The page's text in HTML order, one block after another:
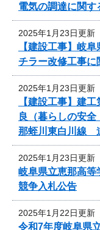
電気の調達に関
2025年1月23日更新
【建設工事】岐
チラー改修工事に
2025年1月23日更新
【建設工事】建
良（暮らしの安
那蛭川東白川線
2025年1月23日更新
岐阜県立恵那高等
競争入札公告
2025年1月22日更新
令和7年度岐阜県